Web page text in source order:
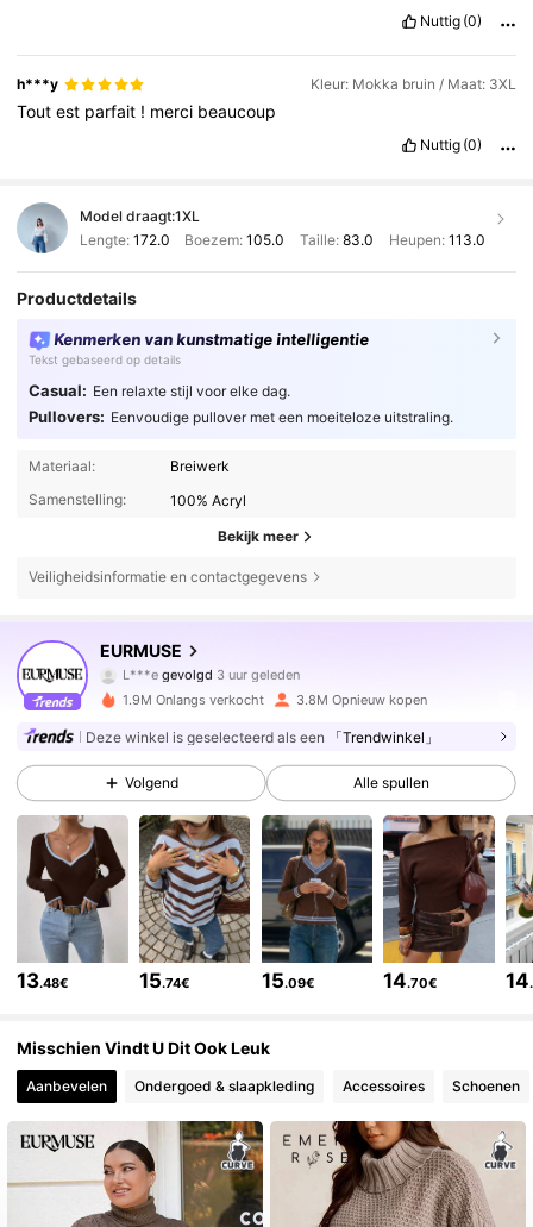
Nuttig (0)
h***y Kleur: Mokka bruin / Maat: 3XL
Toutest parfait ! merci beaucoup
Nuttig (0)
Model draagt:1XL
Lengte: 172.0 Boezem:105.0 Taille: 83.0 Heupen: 113.0
Productdetails
Kenmerken van kunstmatige intelligentie
Tekst gebaseerd op details
Casual: Een relaxte stijl voor elke dag.
Pullovers: Eenvoudige pullover met een moeiteloze uitstraling.
Materiaal:
Breiwerk
Samenstelling:
100% Acryl
Bekijk meer
Veiligheidsinformatie en contactgegevens
EURMUSE
r***6is aan het browsen
4.75
354K Volgers
4.75 354K Volgers
4.75 354K Volgers
4.75 354K Volgers
4.75 354K Volgers
4.75 354K Volgers
1.9M Onlangs verkocht 3.8M Opnieuw kopen
Deze winkel is geselecteerd als een 「Trendwinkel」
Volgend Alle spullen
13.48€ 15.74€ 15.09€ 14.70€ 14
Misschien Vindt U Dit Ook Leuk
Aanbevelen Ondergoed & slaapkleding Accessoires Schoenen